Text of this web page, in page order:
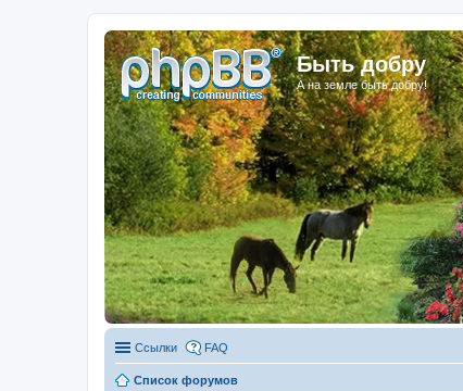
Быть добру
А на земле быть добру!
Ссылки FAQ
Список форумов